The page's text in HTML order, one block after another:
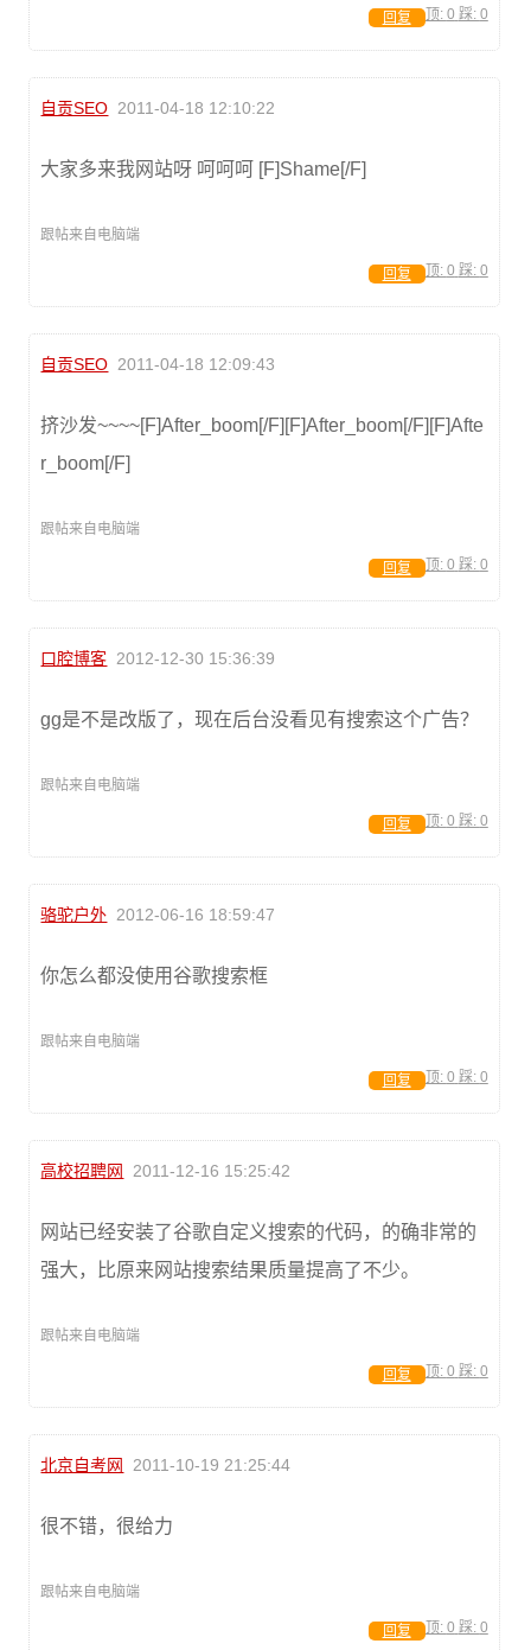
顶: 0 踩: 0
回复
自贡SEO 2011-04-18 12:10:22
大家多来我网站呀 呵呵呵 [F]Shame[/F]
跟帖来自电脑端
顶: 0 踩: 0
回复
自贡SEO 2011-04-18 12:09:43
挤沙发~~~~[F]After_boom[/F][F]After_boom[/F][F]Afte
r_boom[/F]
跟帖来自电脑端
顶: 0 踩: 0
回复
口腔博客 2012-12-30 15:36:39
gg是不是改版了，现在后台没看见有搜索这个广告？
跟帖来自电脑端
顶: 0 踩: 0
回复
骆驼户外 2012-06-16 18:59:47
你怎么都没使用谷歌搜索框
跟帖来自电脑端
顶: 0 踩: 0
回复
高校招聘网 2011-12-16 15:25:42
网站已经安装了谷歌自定义搜索的代码，的确非常的
强大，比原来网站搜索结果质量提高了不少。
跟帖来自电脑端
顶: 0 踩: 0
回复
北京自考网 2011-10-19 21:25:44
很不错，很给力
跟帖来自电脑端
顶: 0 踩: 0
回复